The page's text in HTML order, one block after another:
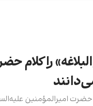
را کلام
امیرالمؤمنین